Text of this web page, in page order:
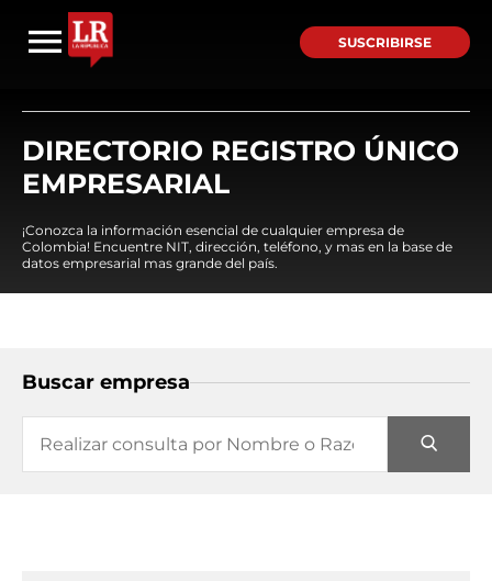
SUSCRIBIRSE
DIRECTORIO REGISTRO ÚNICO
EMPRESARIAL
¡Conozca la información esencial de cualquier empresa de
Colombia! Encuentre NIT, dirección, teléfono, y mas en la base de
datos empresarial mas grande del país.
Buscar empresa